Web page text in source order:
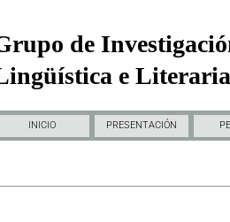
de
e
INICIO PRESENTACIÓN